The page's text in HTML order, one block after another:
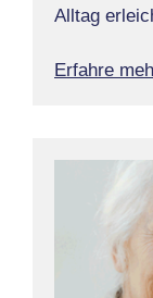
Alltag
Erfahre